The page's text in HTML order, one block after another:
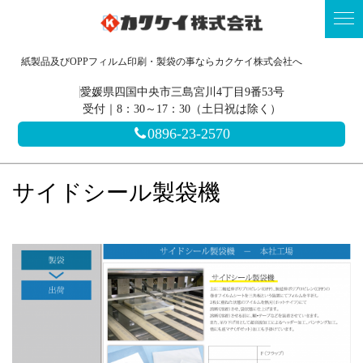
紙製品及びOPPフィルム印刷・製袋の事ならカクケイ株式会社へ
愛媛県四国中央市三島宮川4丁目9番53号
受付｜8：30～17：30（土日祝は除く）
0896-23-2570
サイドシール製袋機